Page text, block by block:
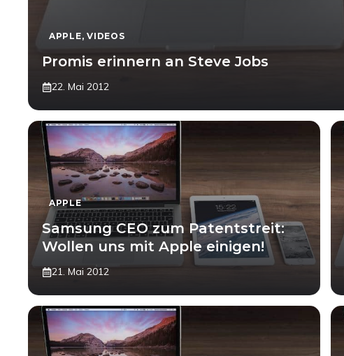
APPLE,VIDEOS
Promis erinnern an Steve Jobs
22. Mai 2012
APPLE
Samsung CEO zum Patentstreit:
Wollen uns mit Apple einigen!
21. Mai 2012